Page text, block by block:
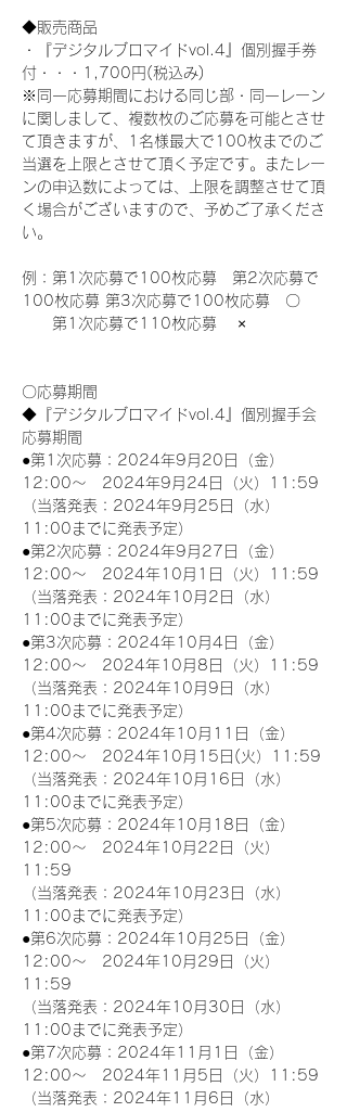
◆販売商品
・『デジタルブロマイドvol.4』個別握手券
付・・・1,700円(税込み)
※同一応募期間における同じ部・同一レーン
に関しまして、複数枚のご応募を可能とさせ
て頂きますが、1名様最大で100枚までのご
当選を上限とさせて頂く予定です。またレー
ンの申込数によっては、上限を調整させて頂
く場合がございますので、予めご了承くださ
い。
例：第1次応募で100枚応募　第2次応募で
100枚応募 第3次応募で100枚応募　〇
第1次応募で110枚応募　 ×
〇応募期間
◆『デジタルブロマイドvol.4』個別握手会
応募期間
●第1次応募：2024年9月20日（金）
12:00～　2024年9月24日（火）11:59
（当落発表：2024年9月25日（水）
11:00までに発表予定）
●第2次応募：2024年9月27日（金）
12:00～　2024年10月1日（火）11:59
（当落発表：2024年10月2日（水）
11:00までに発表予定）
●第3次応募：2024年10月4日（金）
12:00～　2024年10月8日（火）11:59
（当落発表：2024年10月9日（水）
11:00までに発表予定）
●第4次応募：2024年10月11日（金）
12:00～　2024年10月15日(火）11:59
（当落発表：2024年10月16日（水）
11:00までに発表予定）
●第5次応募：2024年10月18日（金）
12:00～　2024年10月22日（火）
11:59
（当落発表：2024年10月23日（水）
11:00までに発表予定）
●第6次応募：2024年10月25日（金）
12:00～　2024年10月29日（火）
11:59
（当落発表：2024年10月30日（水）
11:00までに発表予定）
●第7次応募：2024年11月1日（金）
12:00～　2024年11月5日（火）11:59
（当落発表：2024年11月6日（水）